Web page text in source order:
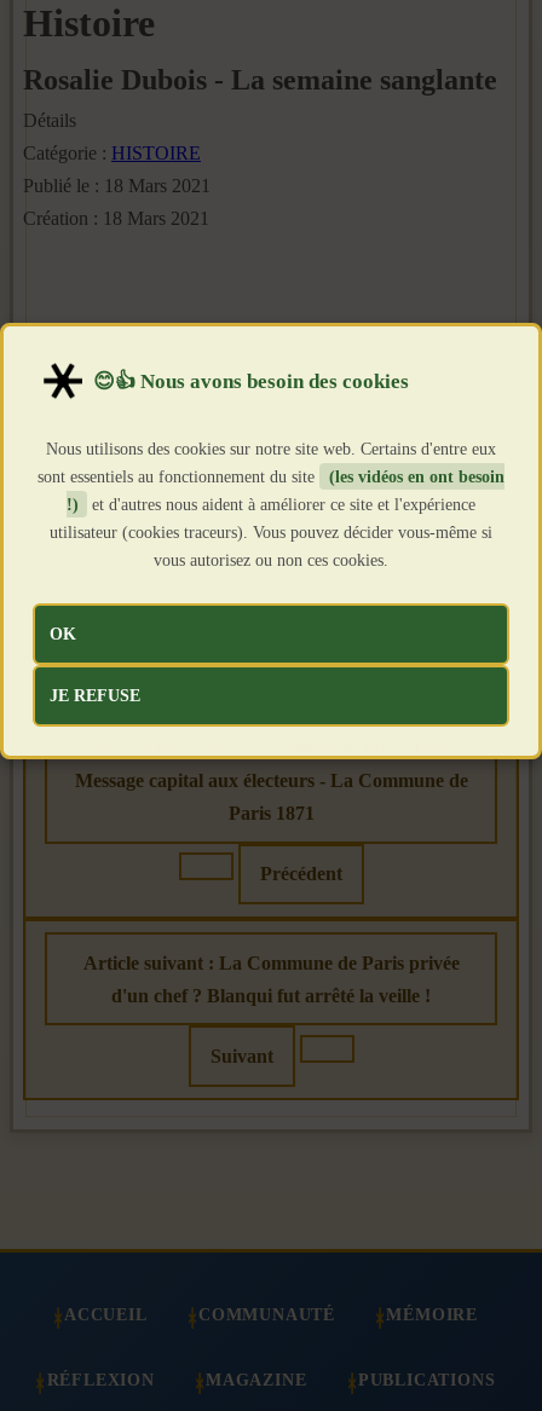
Histoire
Rosalie Dubois - La semaine sanglante
Détails
Catégorie : HISTOIRE
Publié le : 18 Mars 2021
Création : 18 Mars 2021
Message capital aux électeurs - La Commune de
Paris 1871
Précédent
Article suivant : La Commune de Paris privée
d'un chef ? Blanqui fut arrêté la veille !
Suivant
ACCUEIL COMMUNAUTÉ MÉMOIRE
RÉFLEXION MAGAZINE PUBLICATIONS
Nous utilisons des cookies sur notre site web. Certains d'entre eux
sont essentiels au fonctionnement du site
(les vidéos en ont besoin
!)
et d'autres nous aident à améliorer ce site et l'expérience
utilisateur (cookies traceurs). Vous pouvez décider vous-même si
vous autorisez ou non ces cookies.
OK
JE REFUSE